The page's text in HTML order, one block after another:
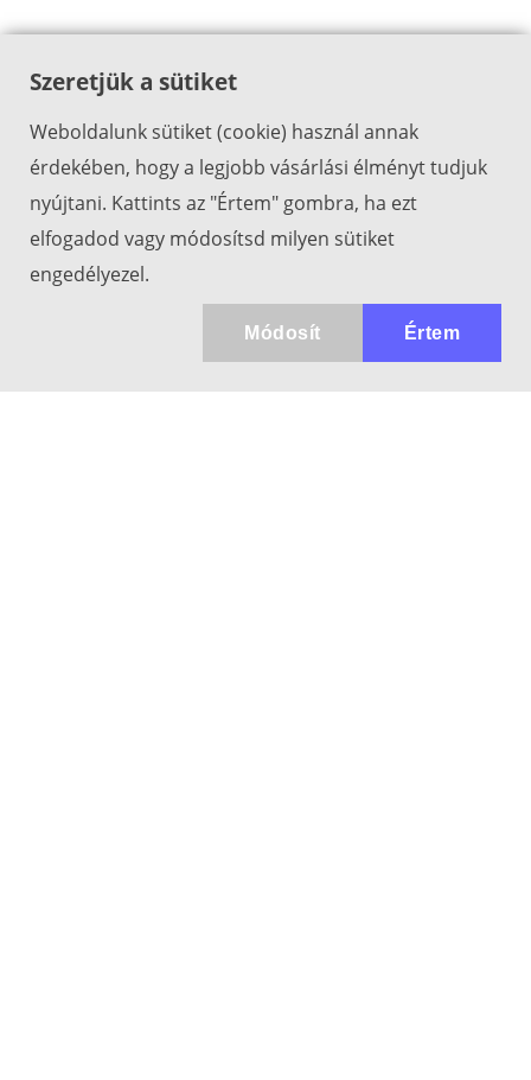
Szeretjük a sütiket
Weboldalunk sütiket (cookie) használ annak
érdekében, hogy a legjobb vásárlási élményt tudjuk
nyújtani. Kattints az "Értem" gombra, ha ezt
elfogadod vagy módosítsd milyen sütiket
engedélyezel.
Értem
Módosít